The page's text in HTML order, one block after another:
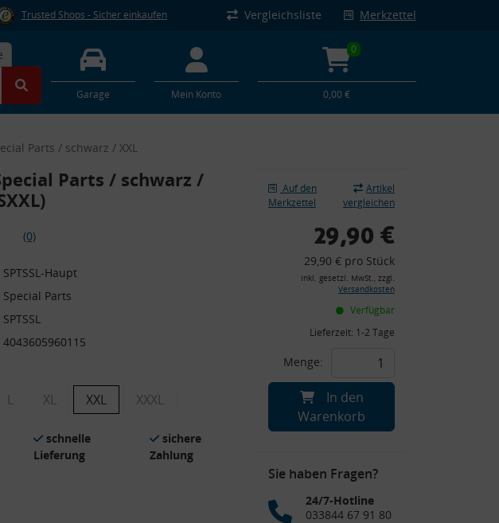
Trusted Shops - Sicher einkaufen Vergleichsliste Merkzettel
Garage Mein Konto
0
0,00 €
Parts / schwarz / XXL
Parts / schwarz /
(0)
SPTSSL-Haupt
Special Parts
SPTSSL
4043605960115
L XL XXL XXXL
schnelle
Lieferung
sichere
Zahlung
Auf den
Merkzettel
Artikel
vergleichen
29,90 €
29,90 € pro Stück
inkl. gesetzl. MwSt., zzgl.
Versandkosten
Verfügbar
Lieferzeit: 1-2 Tage
Menge:
In den
Warenkorb
Sie haben Fragen?
24/7-Hotline
033844 67 91 80